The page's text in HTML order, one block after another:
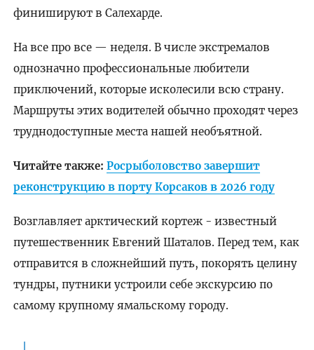
финишируют в Салехарде.
На все про все — неделя. В числе экстремалов
однозначно профессиональные любители
приключений, которые исколесили всю страну.
Маршруты этих водителей обычно проходят через
труднодоступные места нашей необъятной.
Читайте также: Росрыболовство завершит
реконструкцию в порту Корсаков в 2026 году
Возглавляет арктический кортеж - известный
путешественник Евгений Шаталов. Перед тем, как
отправится в сложнейший путь, покорять целину
тундры, путники устроили себе экскурсию по
самому крупному ямальскому городу.